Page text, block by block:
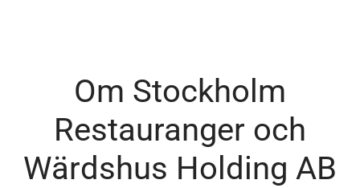
Om Stockholm
Restauranger och
Wärdshus Holding AB